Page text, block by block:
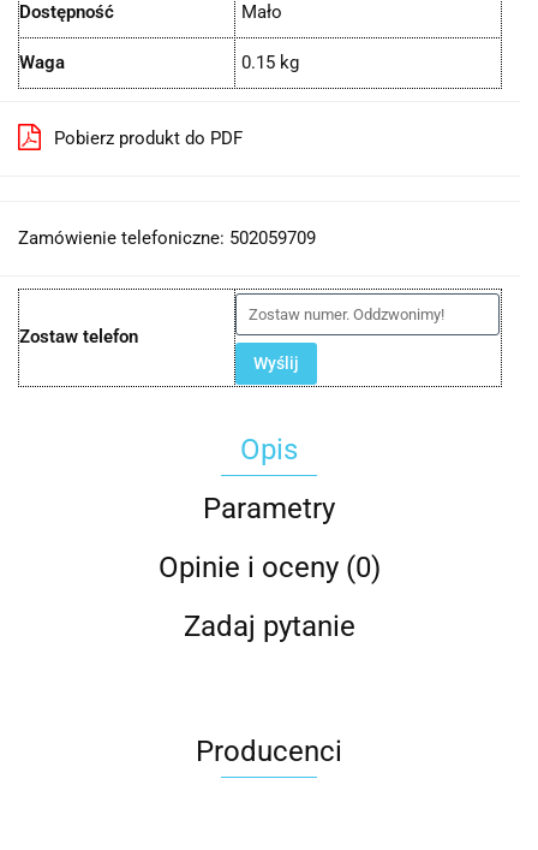
Dostępność Mało
Waga 0.15 kg
Pobierz produkt do PDF
Zamówienie telefoniczne: 502059709
Zostaw telefon
Wyślij
Opis
Parametry
Opinie i oceny (0)
Zadaj pytanie
Producenci